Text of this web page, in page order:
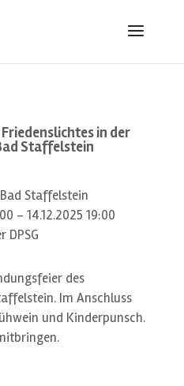
in der
Staffelstein
Staffelstein
- 14.12.2025 19:00
des
Im Anschluss
und Kinderpunsch.